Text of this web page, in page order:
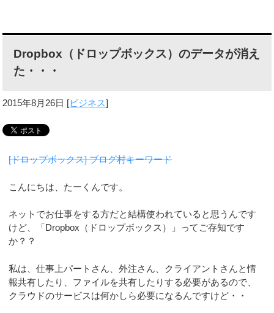
Dropbox（ドロップボックス）のデータが消え
た・・・
2015年8月26日 [ビジネス]
[ドロップボックス] ブログ村キーワード
こんにちは、たーくんです。
ネットでお仕事をする方だと結構使われていると思うんです
けど、「Dropbox（ドロップボックス）」ってご存知です
か？？
私は、仕事上パートさん、外注さん、クライアントさんと情
報共有したり、ファイルを共有したりする必要があるので、
クラウドのサービスは何かしら必要になるんですけど・・